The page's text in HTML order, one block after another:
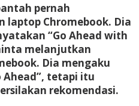
pernah
laptop Chromebook. Dia
“Go Ahead with
melanjutkan
Dia mengaku
Ahead”, tetapi itu
rekomendasi.